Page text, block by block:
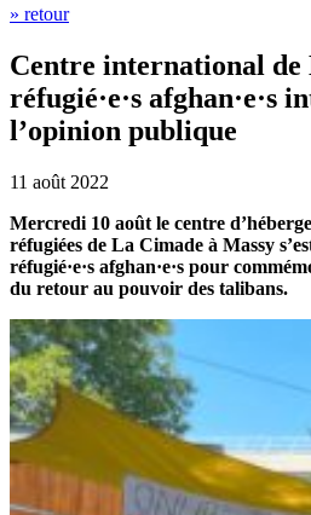
» retour
Centre international de
réfugié·e·s afghan·e·s
l’opinion publique
11 août 2022
Mercredi 10 août le centre
réfugiées de La Cimade à Massy
réfugié·e·s afghan·e·s pour
du retour au pouvoir des talibans.